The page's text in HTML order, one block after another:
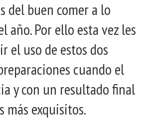
del buen comer a lo
año. Por ello esta vez les
el uso de estos dos
cuando el
y con un resultado final
más exquisitos.